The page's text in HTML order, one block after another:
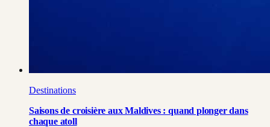
Destinations
Saisons de croisière aux Maldives : quand plonger dans
chaque atoll